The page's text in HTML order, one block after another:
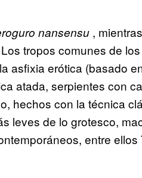
nansensu ,
tropos comunes de
asfixia erótica (basado
atada, serpientes con
hechos con la técnica
leves de lo grotesco,
entre